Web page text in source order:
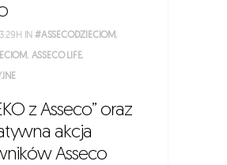
IN#ASSECODZIECIOM,
, ASSECO LIFE,
z Asseco” oraz
akcja
Asseco